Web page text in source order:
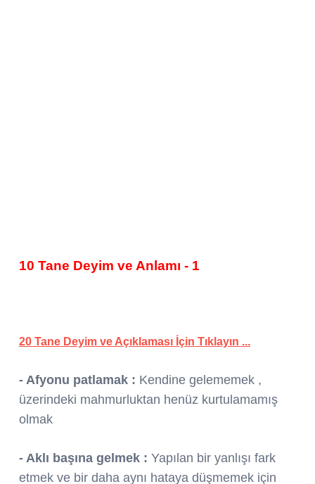
10 Tane Deyim ve Anlamı - 1
20 Tane Deyim ve Açıklaması İçin Tıklayın ...
- Afyonu patlamak : Kendine gelememek ,
üzerindeki mahmurluktan henüz kurtulamamış
olmak
- Aklı başına gelmek : Yapılan bir yanlışı fark
etmek ve bir daha aynı hataya düşmemek için